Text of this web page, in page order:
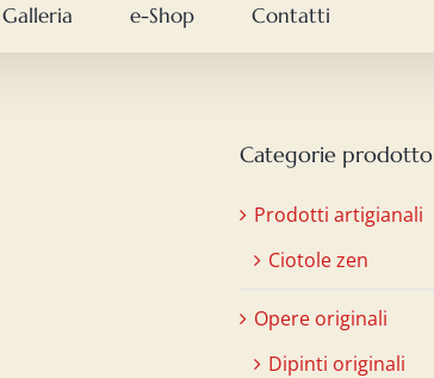
Galleria e-Shop Contatti
Categorie prodotto
Prodotti artigianali
Ciotole zen
Opere originali
Dipinti originali